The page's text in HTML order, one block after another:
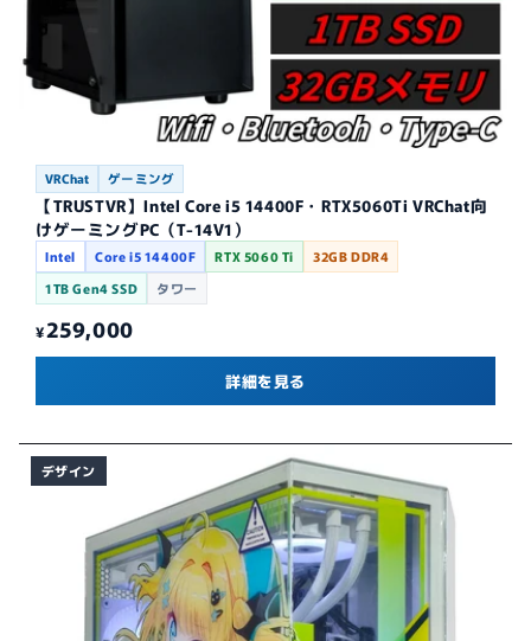
VRChat ゲーミング
【TRUSTVR】Intel Core i5 14400F・RTX5060Ti VRChat向
けゲーミングPC（T-14V1）
Intel Core i5 14400F RTX 5060 Ti
32GB DDR4
1TB Gen4 SSD
タワー
¥259,000
詳細を見る
デザイン